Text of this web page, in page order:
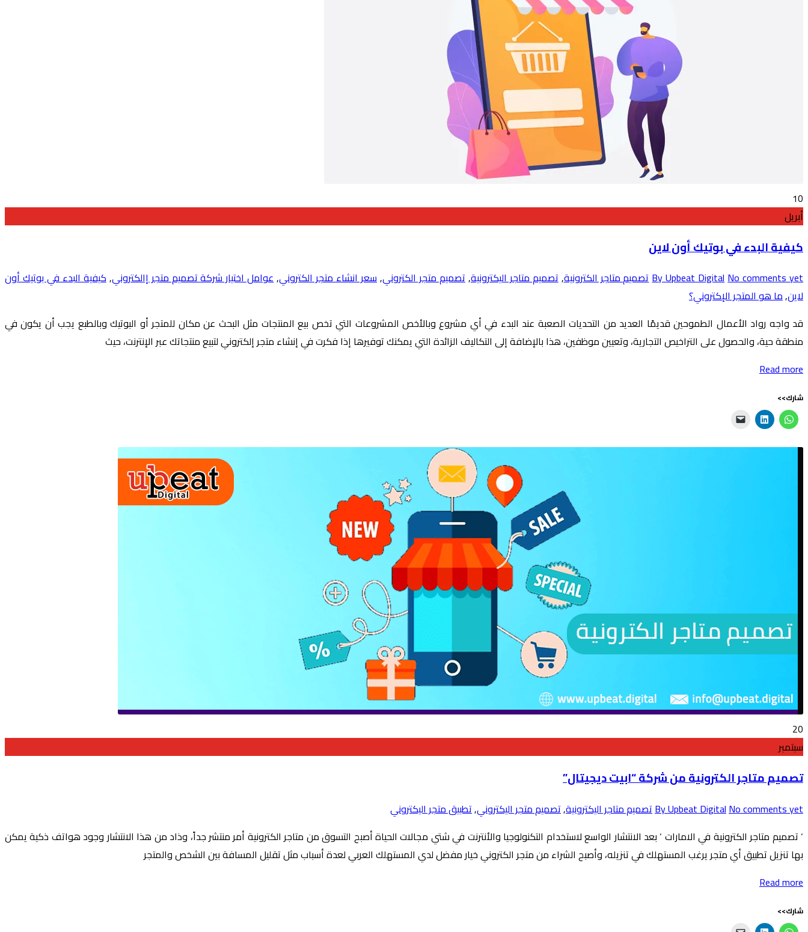
10
أبريل
كيفية البدء في بوتيك أون لاين
By Upbeat DigitalNo comments yet تصميم متاجر الكترونية,تصميم متاجر اليكترونية,تصميم متجر الكتروني,سعر انشاء متجر الكتروني,عوامل اختيار شركة تصميم متجر إالكتروني,كيفية البدء في بوتيك أون
لاين,ما هو المتجر الإكتروني؟
قد واجه رواد الأعمال الطموحين قديمًا العديد من التحديات الصعبة عند البدء في أي مشروع وبالأخص المشروعات التي تخص بيع المنتجات مثل البحث عن مكان للمتجر أو البوتيك وبالطبع يجب أن يكون في
منطقة حية، والحصول على التراخيص التجارية، وتعيين موظفين، هذا بالإضافة إلى التكاليف الزائدة التي يمكنك توفيرها إذا فكرت في إنشاء متجر إلكتروني لتبيع منتجاتك عبر الإنترنت، حيث
Read more
شارك>>
20
سبتمبر
تصميم متاجر الكترونية من شركة “ابيت ديجيتال”
By Upbeat DigitalNo comments yet تصميم متاجر اليكترونية,تصميم متجر اليكتروني,تطبيق متجر اليكتروني
‘ تصميم متاجر الكترونية في الامارات ‘ بعد الانتشار الواسع لاستخدام التكنولوجيا والأنترنت في شتي مجالات الحياة أصبح التسوق من متاجر الكترونية أمر منتشر جداً، وذاد من هذا الانتشار وجود هواتف ذكية يمكن
بها تنزيل تطبيق أي متجر يرغب المستهلك في تنزيله، وأصبح الشراء من متجر الكتروني خيار مفضل لدي المستهلك العربي لعدة أسباب مثل تقليل المسافة بين الشخص والمتجر
Read more
شارك>>